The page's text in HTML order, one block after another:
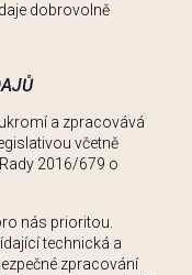
dobrovolně
a zpracovává
včetně
2016/679 o
nás prioritou.
technická a
zpracování